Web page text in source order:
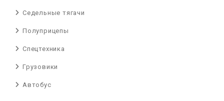
Седельные тягачи
Полуприцепы
Спецтехника
Грузовики
Автобус